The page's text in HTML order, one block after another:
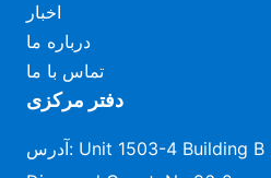
اخبار
درباره ما
تماس با ما
دفتر مرکزی
آدرس: Unit 1503-4 Building B